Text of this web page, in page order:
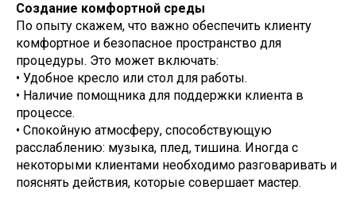
Создание комфортной среды
По опыту скажем, что важно обеспечить клиенту
комфортное и безопасное пространство для
процедуры. Это может включать:
• Удобное кресло или стол для работы.
• Наличие помощника для поддержки клиента в
процессе.
• Спокойную атмосферу, способствующую
расслаблению: музыка, плед, тишина. Иногда с
некоторыми клиентами необходимо разговаривать и
пояснять действия, которые совершает мастер.